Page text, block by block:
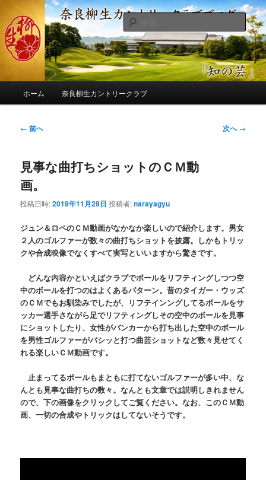
ン
コ
ン
へ
奈良柳生カントリークラブ総支配人
ブログ
季節の話題、クラブの出来事、コースの改修・更新作業、ゴルフに関する随
筆、喜怒哀楽などを気まぐれに発信します。
検
索
ホーム 奈良柳生カントリークラブ
投
ビ
ゲ
ー
シ
ン
← 前へ 次へ→
見事な曲打ちショットのＣＭ動
画。
投稿日時:2019年11月29日 投稿者:narayagyu
ジュン＆ロペのＣＭ動画がなかなか楽しいので紹介します。男女
２人のゴルファーが数々の曲打ちショットを披露。しかもトリッ
クや合成映像でなくすべて実写といいますから驚きです。
どんな内容かといえばクラブでボールをリフティングしつつ空
中のボールを打つのはよくあるパターン。昔のタイガー・ウッズ
のＣＭでもお馴染みでしたが、リフテインングしてるボールをサ
ッカー選手さながら足でリフティングしその空中のボールを見事
にショットしたり、女性がバンカーから打ち出した空中のボール
を男性ゴルファーがバシッと打つ曲芸ショットなど数々見せてく
れる楽しいＣＭ動画です。
止まってるボールもまともに打てないゴルファーが多い中、な
んとも見事な曲打ちの数々。なんとも文章では説明しきれません
ので、下の画像をクリックしてご覧ください。なお、このＣＭ動
画、一切の合成やトリックはしてないそうです。